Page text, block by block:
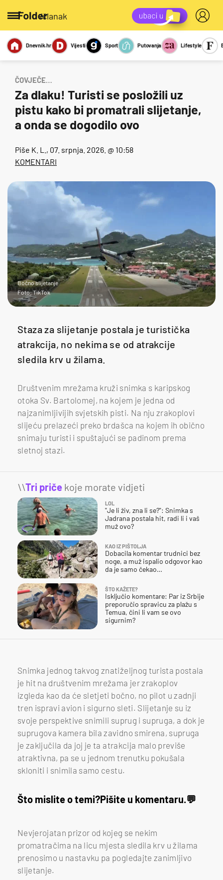
/članak
Miks Kviz
Report
Sexy
Dnevnik.hr Vijesti Sport Putovanja Lifestyle
ČOVJEČE…
Za dlaku! Turisti se posložili uz
pistu kako bi promatrali slijetanje,
a onda se dogodilo ovo
Piše K. L. , 07. srpnja. 2026. @ 10:58
KOMENTARI
Bočno slijetanje
Foto: TikTok
Staza za slijetanje postala je turistička
atrakcija, no nekima se od atrakcije
sledila krv u žilama.
Društvenim mrežama kruži snimka s karipskog
otoka Sv. Bartolomej, na kojem je jedna od
najzanimljivijih svjetskih pisti. Na nju zrakoplovi
slijeću prelazeći preko brdašca na kojem ih obično
snimaju turisti i spuštajući se padinom prema
sletnoj stazi.
\\Tri priče koje morate vidjeti
LOL
"Je li živ, zna li se?": Snimka s
Jadrana postala hit, radi li i vaš
muž ovo?
KAO IZ PIŠTOLJA
Dobacila komentar trudnici bez
noge, a muž ispalio odgovor kao
da je samo čekao…
ŠTO KAŽETE?
Isključio komentare: Par iz Srbije
preporučio spravicu za plažu s
Temua, čini li vam se ovo
sigurnim?
Snimka jednog takvog znatiželjnog turista postala
je hit na društvenim mrežama jer zrakoplov
izgleda kao da će sletjeti bočno, no pilot u zadnji
tren ispravi avion i sigurno sleti. Slijetanje su iz
svoje perspektive snimili suprug i supruga, a dok je
suprugova kamera bila zavidno smirena, supruga
je zaključila da joj je ta atrakcija malo previše
atraktivna, pa se u jednom trenutku pokušala
skloniti i snimila samo cestu.
Što mislite o temi?Pišite u komentaru.
Nevjerojatan prizor od kojeg se nekim
promatračima na licu mjesta sledila krv u žilama
prenosimo u nastavku pa pogledajte zanimljivo
slijetanje.